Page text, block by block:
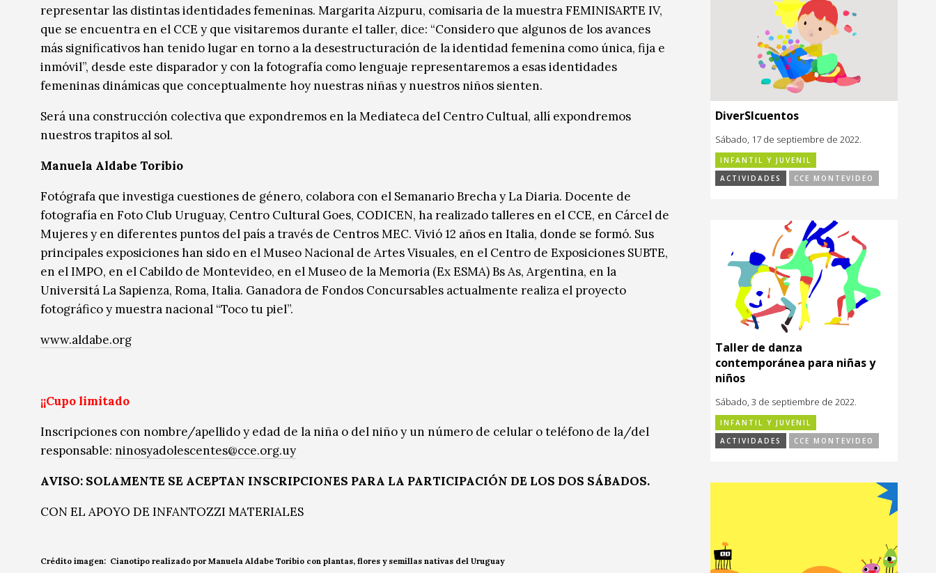
representar las distintas identidades femeninas. Margarita Aizpuru, comisaria de la muestra FEMINISARTE IV,
que se encuentra en el CCE y que visitaremos durante el taller, dice: “Considero que algunos de los avances
más significativos han tenido lugar en torno a la desestructuración de la identidad femenina como única, fija e
inmóvil”, desde este disparador y con la fotografía como lenguaje representaremos a esas identidades
femeninas dinámicas que conceptualmente hoy nuestras niñas y nuestros niños sienten.
Será una construcción colectiva que expondremos en la Mediateca del Centro Cultual, allí expondremos
nuestros trapitos al sol.
Manuela Aldabe Toribio
Fotógrafa que investiga cuestiones de género, colabora con el Semanario Brecha y La Diaria. Docente de
fotografía en Foto Club Uruguay, Centro Cultural Goes, CODICEN, ha realizado talleres en el CCE, en Cárcel de
Mujeres y en diferentes puntos del país a través de Centros MEC. Vivió 12 años en Italia, donde se formó. Sus
principales exposiciones han sido en el Museo Nacional de Artes Visuales, en el Centro de Exposiciones SUBTE,
en el IMPO, en el Cabildo de Montevideo, en el Museo de la Memoria (Ex ESMA) Bs As, Argentina, en la
Universitá La Sapienza, Roma, Italia. Ganadora de Fondos Concursables actualmente realiza el proyecto
fotográfico y muestra nacional “Toco tu piel”.
www.aldabe.org
¡¡Cupo limitado
Inscripciones con nombre/apellido y edad de la niña o del niño y un número de celular o teléfono de la/del
responsable: ninosyadolescentes@cce.org.uy
AVISO: SOLAMENTE SE ACEPTAN INSCRIPCIONES PARA LA PARTICIPACIÓN DE LOS DOS SÁBADOS.
CON EL APOYO DE INFANTOZZI MATERIALES
Crédito imagen: Cianotipo realizado por Manuela Aldabe Toribio con plantas, flores y semillas nativas del Uruguay
DiverSIcuentos
Sábado, 17 de septiembre de 2022.
INFANTIL Y JUVENIL
ACTIVIDADES
CCE MONTEVIDEO
Taller de danza
contemporánea para niñas y
niños
Sábado, 3 de septiembre de 2022.
INFANTIL Y JUVENIL
ACTIVIDADES
CCE MONTEVIDEO